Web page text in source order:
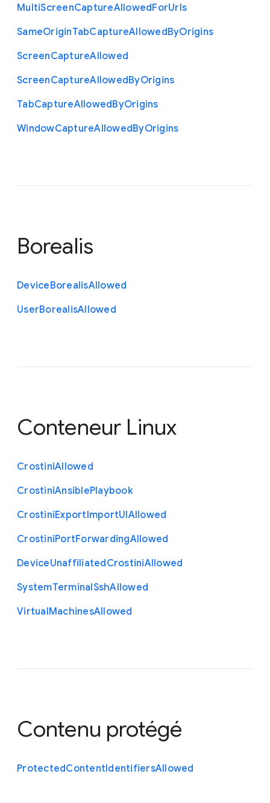
MultiScreenCaptureAllowedForUrls
SameOriginTabCaptureAllowedByOrigins
ScreenCaptureAllowed
ScreenCaptureAllowedByOrigins
TabCaptureAllowedByOrigins
WindowCaptureAllowedByOrigins
Borealis
DeviceBorealisAllowed
UserBorealisAllowed
Conteneur Linux
CrostiniAllowed
CrostiniAnsiblePlaybook
CrostiniExportImportUIAllowed
CrostiniPortForwardingAllowed
DeviceUnaffiliatedCrostiniAllowed
SystemTerminalSshAllowed
VirtualMachinesAllowed
Contenu protégé
ProtectedContentIdentifiersAllowed